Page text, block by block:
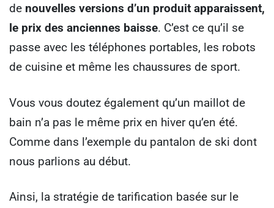
de nouvelles versions d’un produit apparaissent,
le prix des anciennes baisse. C’est ce qu’il se
passe avec les téléphones portables, les robots
de cuisine et même les chaussures de sport.
Vous vous doutez également qu’un maillot de
bain n’a pas le même prix en hiver qu’en été.
Comme dans l’exemple du pantalon de ski dont
nous parlions au début.
Ainsi, la stratégie de tarification basée sur le